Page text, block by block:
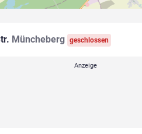
Müncheberg geschlossen